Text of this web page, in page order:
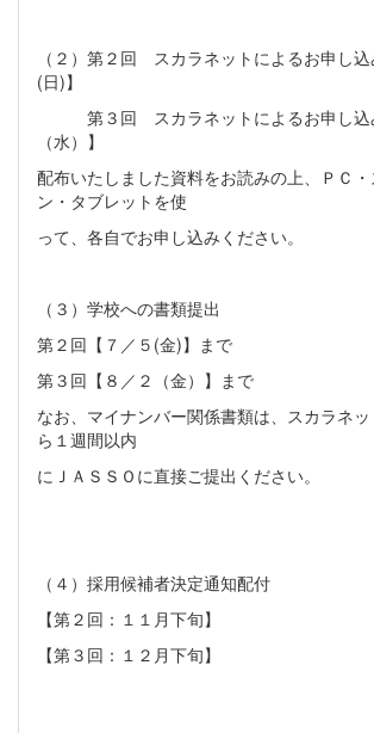
（２）第２回 スカラネットによるお申し込
(日)】
第３回 スカラネットによるお申し込
（水）】
配布いたしました資料をお読みの上、ＰＣ
ン・タブレットを使
って、各自でお申し込みください。
（３）学校への書類提出
第２回【７／５(金)】まで
第３回【８／２（金）】まで
なお、マイナンバー関係書類は、スカラネ
ら１週間以内
にＪＡＳＳＯに直接ご提出ください。
（４）採用候補者決定通知配付
【第２回：１１月下旬】
【第３回：１２月下旬】